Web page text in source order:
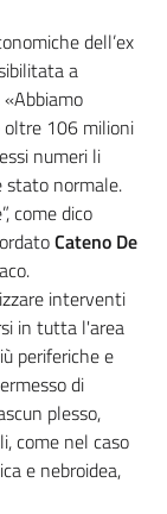
dell’ex
a
106 milioni
numeri li
stato normale.
come dico
Cateno De
interventi
in tutta l'area
periferiche e
di
plesso,
come nel caso
e nebroidea,